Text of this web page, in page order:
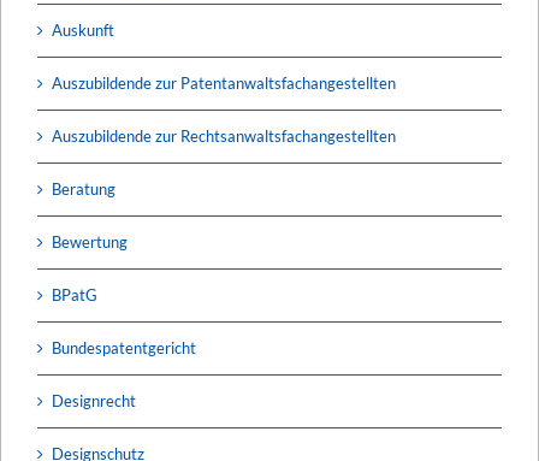
Auskunft
Auszubildende zur Patentanwaltsfachangestellten
Auszubildende zur Rechtsanwaltsfachangestellten
Beratung
Bewertung
BPatG
Bundespatentgericht
Designrecht
Designschutz